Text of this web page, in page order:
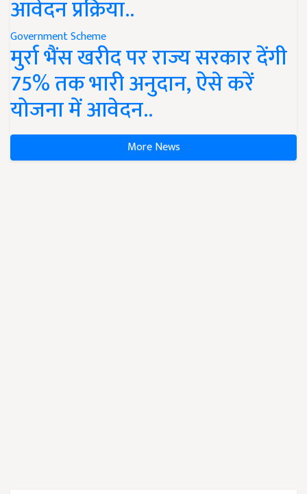
आवेदन प्रक्रिया..
Government Scheme
मुर्रा भैंस खरीद पर राज्य सरकार देंगी
75% तक भारी अनुदान, ऐसे करें
योजना में आवेदन..
More News